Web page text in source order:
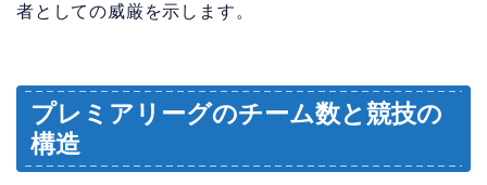
者としての威厳を示します。
プレミアリーグのチーム数と競技の
構造